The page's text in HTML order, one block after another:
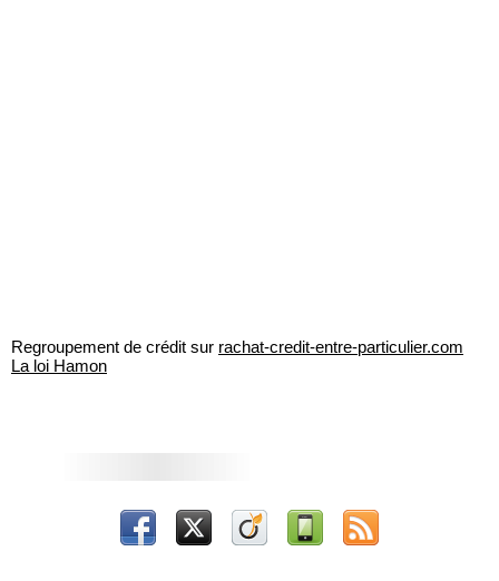
Regroupement de crédit sur rachat-credit-entre-particulier.com
La loi Hamon